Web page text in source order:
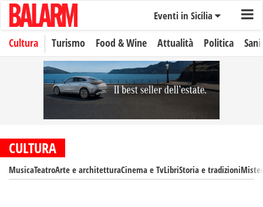
Eventi in Sicilia
Cultura Turismo Food & Wine Attualità Politica
CULTURA
MusicaTeatroArte e architetturaCinema e TvLibriStoria e tradizioni